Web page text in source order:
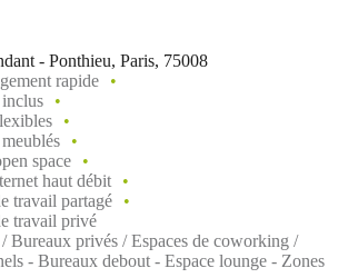
- Ponthieu, Paris, 75008
rapide
space
haut débit
travail partagé
travail privé
Bureaux privés / Espaces de coworking /
- Bureaux debout - Espace lounge - Zones